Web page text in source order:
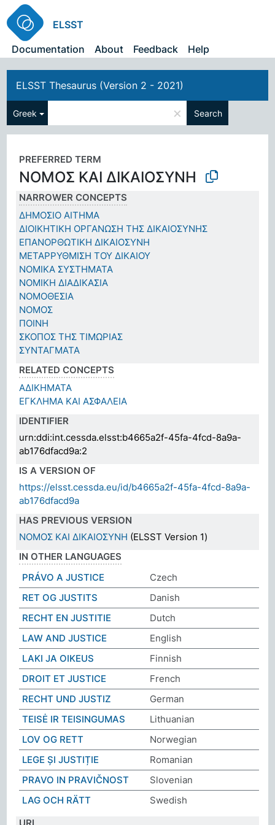
ELSST
Documentation
About Feedback Help
ELSST Thesaurus (Version 2 - 2021)
Greek × Search
PREFERRED TERM
ΝΟΜΟΣ ΚΑΙ ΔΙΚΑΙΟΣΥΝΗ
NARROWER CONCEPTS
ΔΗΜΟΣΙΟ ΑΙΤΗΜΑ
ΔΙΟΙΚΗΤΙΚΗ ΟΡΓΑΝΩΣΗ ΤΗΣ ΔΙΚΑΙΟΣΥΝΗΣ
ΕΠΑΝΟΡΘΩΤΙΚΗ ΔΙΚΑΙΟΣΥΝΗ
ΜΕΤΑΡΡΥΘΜΙΣΗ ΤΟΥ ΔΙΚΑΙΟΥ
ΝΟΜΙΚΑ ΣΥΣΤΗΜΑΤΑ
ΝΟΜΙΚΗ ΔΙΑΔΙΚΑΣΙΑ
ΝΟΜΟΘΕΣΙΑ
ΝΟΜΟΣ
ΠΟΙΝΗ
ΣΚΟΠΟΣ ΤΗΣ ΤΙΜΩΡΙΑΣ
ΣΥΝΤΑΓΜΑΤΑ
RELATED CONCEPTS
ΑΔΙΚΗΜΑΤΑ
ΕΓΚΛΗΜΑ ΚΑΙ ΑΣΦΑΛΕΙΑ
IDENTIFIER
urn:ddi:int.cessda.elsst:b4665a2f-45fa-4fcd-8a9a-
ab176dfacd9a:2
IS A VERSION OF
https://elsst.cessda.eu/id/b4665a2f-45fa-4fcd-8a9a-
ab176dfacd9a
HAS PREVIOUS VERSION
ΝΟΜΟΣ ΚΑΙ ΔΙΚΑΙΟΣΥΝΗ (ELSST Version 1)
IN OTHER LANGUAGES
PRÁVO A JUSTICE
Czech
RET OG JUSTITS
Danish
RECHT EN JUSTITIE
Dutch
LAW AND JUSTICE
English
LAKI JA OIKEUS
Finnish
DROIT ET JUSTICE
French
RECHT UND JUSTIZ
German
TEISĖ IR TEISINGUMAS
Lithuanian
LOV OG RETT
Norwegian
LEGE ȘI JUSTIȚIE
Romanian
PRAVO IN PRAVIČNOST
Slovenian
LAG OCH RÄTT
Swedish
URI